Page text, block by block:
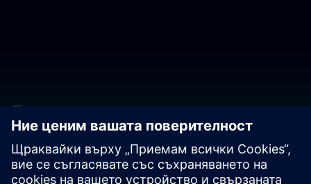
Готови ли сте за
свързване?
Свържете се с въпроси или коментари. Тук сме, за да